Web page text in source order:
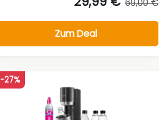
69,00 €
Zum Deal
-27%